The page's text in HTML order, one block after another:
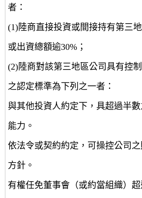
者：
(1)陸商直接投資或間接持有第三
或出資總額逾30%；
(2)陸商對該第三地區公司具有控
之認定標準為下列之一者：
與其他投資人約定下，具超過半
能力。
依法令或契約約定，可操控公司
方針。
有權任免董事會（或約當組織）